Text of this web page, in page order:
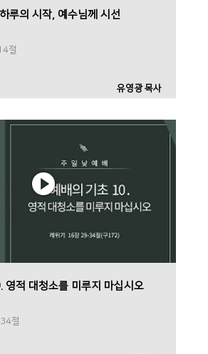
루의 시작, 예수님께 시선
절
유영광 목사
영적 대청소를 미루지 마십시오
절